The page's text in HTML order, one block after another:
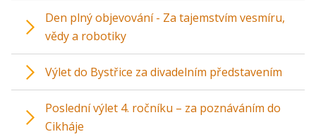
Den plný objevování - Za tajemstvím vesmíru,
vědy a robotiky
Výlet do Bystřice za divadelním představením
Poslední výlet 4. ročníku – za poznáváním do
Cikháje